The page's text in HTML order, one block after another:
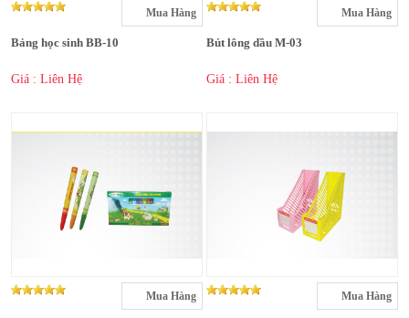
Mua Hàng
Bảng học sinh BB-10
Giá : Liên Hệ
Mua Hàng
Bút lông dầu M-03
Giá : Liên Hệ
Mua Hàng Mua Hàng